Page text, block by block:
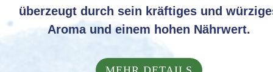
überzeugt durch sein kräftiges und
Aroma und einem hohen Nährwert.